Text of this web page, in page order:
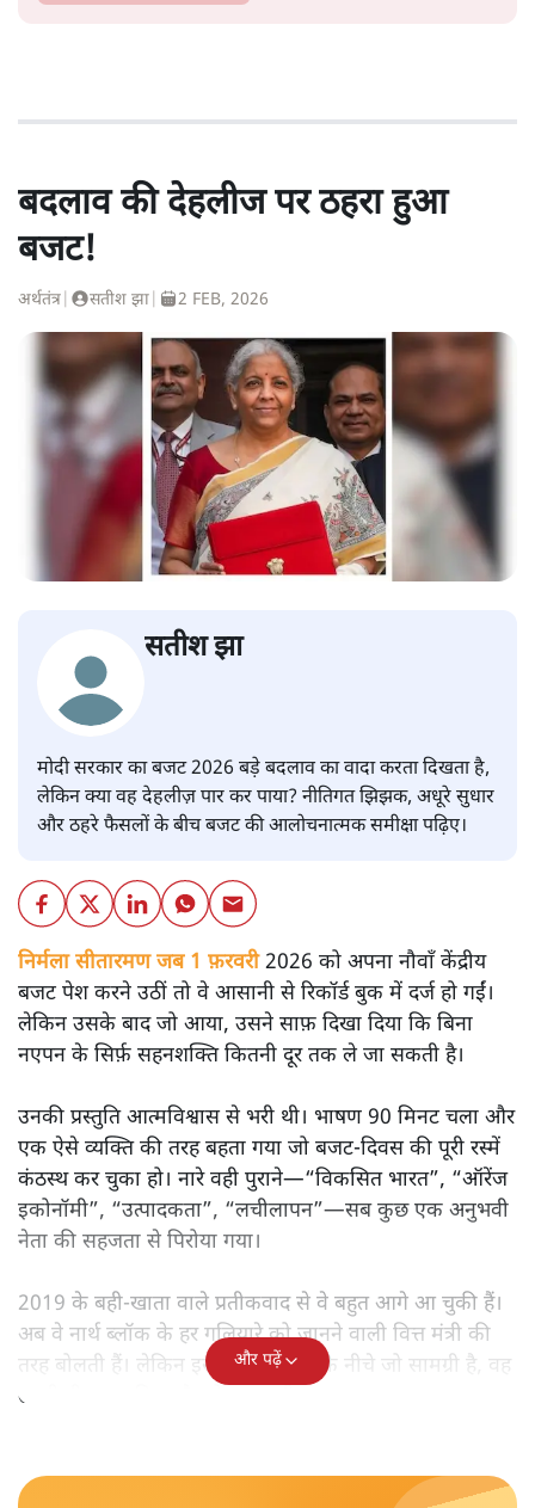
बदलाव की देहलीज पर ठहरा हुआ
बजट!
अर्थतंत्र सतीश झा 2 FEB, 2026
सतीश झा
मोदी सरकार का बजट 2026 बड़े बदलाव का वादा करता दिखता है,
लेकिन क्या वह देहलीज़ पार कर पाया? नीतिगत झिझक, अधूरे सुधार
और ठहरे फैसलों के बीच बजट की आलोचनात्मक समीक्षा पढ़िए।
निर्मला सीतारमण जब 1 फ़रवरी2026 को अपना नौवाँ केंद्रीय
बजट पेश करने उठीं तो वे आसानी से रिकॉर्ड बुक में दर्ज हो गईं।
लेकिन उसके बाद जो आया, उसने साफ़ दिखा दिया कि बिना
नएपन के सिर्फ़ सहनशक्ति कितनी दूर तक ले जा सकती है।
उनकी प्रस्तुति आत्मविश्वास से भरी थी। भाषण 90 मिनट चला और
एक ऐसे व्यक्ति की तरह बहता गया जो बजट‑दिवस की पूरी रस्में
कंठस्थ कर चुका हो। नारे वही पुराने—“विकसित भारत”, “ऑरेंज
इकोनॉमी”, “उत्पादकता”, “लचीलापन”—सब कुछ एक अनुभवी
नेता की सहजता से पिरोया गया।
2019 के बही‑खाता वाले प्रतीकवाद से वे बहुत आगे आ चुकी हैं।
अब वे नार्थ ब्लॉक के हर गलियारे को जानने वाली वित्त मंत्री की
तरह बोलती हैं। लेकिन इस आत्मविश्वास के नीचे जो सामग्री है, वह
उतनी ही अनुमानित और दोहराव भरी।
और पढ़ें